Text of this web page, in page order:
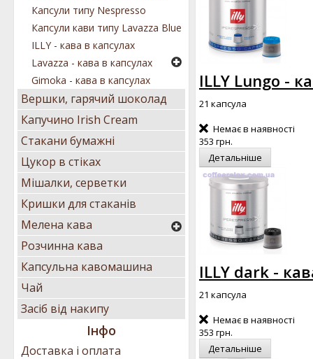
ILLY Lungo -
21 капсула
Немає в наявності
353 грн.
Детальніше
ILLY dark -
21 капсула
Немає в наявності
353 грн.
Детальніше
Капсули типу Nespresso
Капсули кави типу Lavazza Blue
ILLY - кава в капсулах
Lavazza - кава в капсулах
Gimoka - кава в капсулах
Вершки, гарячий шоколад
Капучино Irish Cream
Стакани бумажні
Цукор в стіках
Мішалки, серветки
Кришки для стаканів
Мелена кава
Розчинна кава
Капсульна кавомашина
Чай
Засіб від накипу
Інфо
Доставка і оплата